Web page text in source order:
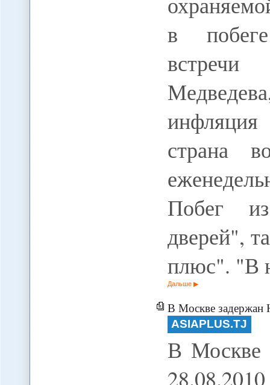
в
страна
Побег
дверей",
плюс". "В
Дальше
В Москве задержан
ASIAPLUS.TJ
В Москве